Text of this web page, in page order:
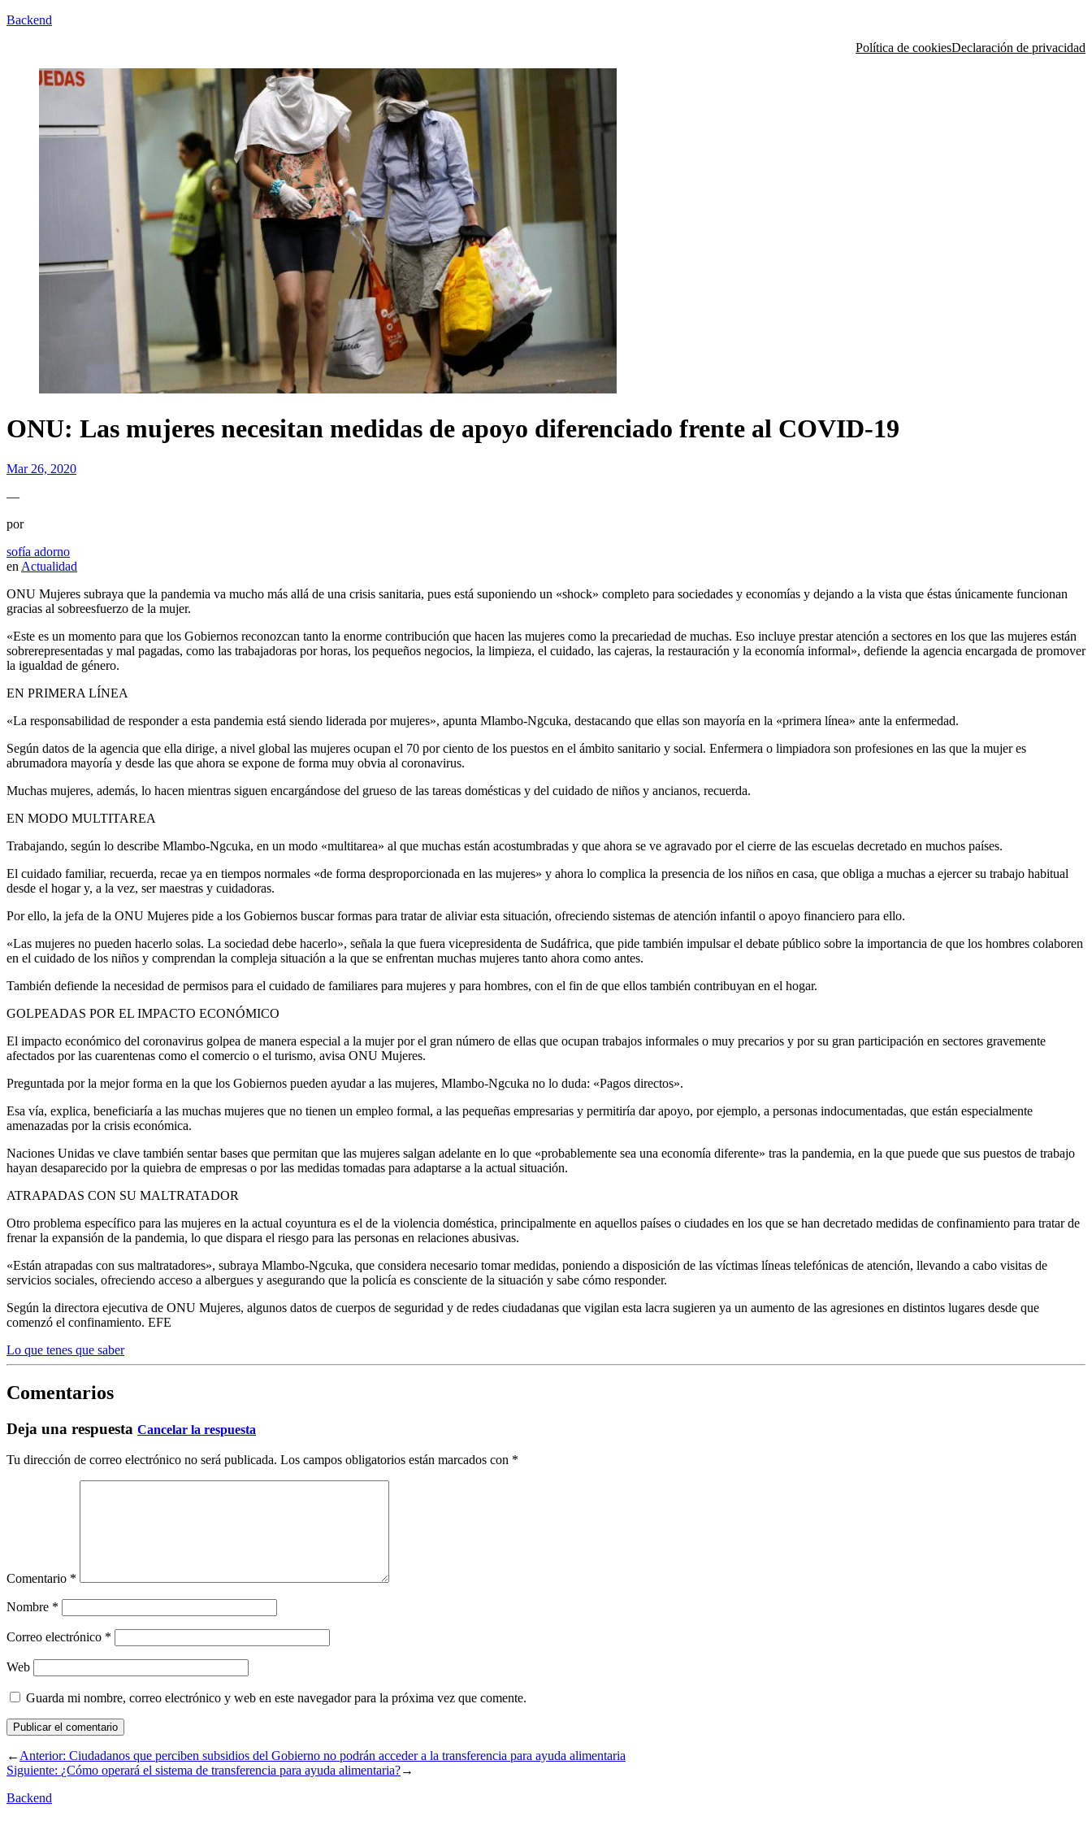
Backend
Política de cookiesDeclaración de privacidad
ONU: Las mujeres necesitan medidas de apoyo diferenciado frente al COVID-19
Mar 26, 2020
—
por
sofía adorno
en Actualidad
ONU Mujeres subraya que la pandemia va mucho más allá de una crisis sanitaria, pues está suponiendo un «shock» completo para sociedades y economías y dejando a la vista que éstas únicamente funcionan
gracias al sobreesfuerzo de la mujer.
«Este es un momento para que los Gobiernos reconozcan tanto la enorme contribución que hacen las mujeres como la precariedad de muchas. Eso incluye prestar atención a sectores en los que las mujeres están
sobrerepresentadas y mal pagadas, como las trabajadoras por horas, los pequeños negocios, la limpieza, el cuidado, las cajeras, la restauración y la economía informal», defiende la agencia encargada de promover
la igualdad de género.
EN PRIMERA LÍNEA
«La responsabilidad de responder a esta pandemia está siendo liderada por mujeres», apunta Mlambo-Ngcuka, destacando que ellas son mayoría en la «primera línea» ante la enfermedad.
Según datos de la agencia que ella dirige, a nivel global las mujeres ocupan el 70 por ciento de los puestos en el ámbito sanitario y social. Enfermera o limpiadora son profesiones en las que la mujer es
abrumadora mayoría y desde las que ahora se expone de forma muy obvia al coronavirus.
Muchas mujeres, además, lo hacen mientras siguen encargándose del grueso de las tareas domésticas y del cuidado de niños y ancianos, recuerda.
EN MODO MULTITAREA
Trabajando, según lo describe Mlambo-Ngcuka, en un modo «multitarea» al que muchas están acostumbradas y que ahora se ve agravado por el cierre de las escuelas decretado en muchos países.
El cuidado familiar, recuerda, recae ya en tiempos normales «de forma desproporcionada en las mujeres» y ahora lo complica la presencia de los niños en casa, que obliga a muchas a ejercer su trabajo habitual
desde el hogar y, a la vez, ser maestras y cuidadoras.
Por ello, la jefa de la ONU Mujeres pide a los Gobiernos buscar formas para tratar de aliviar esta situación, ofreciendo sistemas de atención infantil o apoyo financiero para ello.
«Las mujeres no pueden hacerlo solas. La sociedad debe hacerlo», señala la que fuera vicepresidenta de Sudáfrica, que pide también impulsar el debate público sobre la importancia de que los hombres colaboren
en el cuidado de los niños y comprendan la compleja situación a la que se enfrentan muchas mujeres tanto ahora como antes.
También defiende la necesidad de permisos para el cuidado de familiares para mujeres y para hombres, con el fin de que ellos también contribuyan en el hogar.
GOLPEADAS POR EL IMPACTO ECONÓMICO
El impacto económico del coronavirus golpea de manera especial a la mujer por el gran número de ellas que ocupan trabajos informales o muy precarios y por su gran participación en sectores gravemente
afectados por las cuarentenas como el comercio o el turismo, avisa ONU Mujeres.
Preguntada por la mejor forma en la que los Gobiernos pueden ayudar a las mujeres, Mlambo-Ngcuka no lo duda: «Pagos directos».
Esa vía, explica, beneficiaría a las muchas mujeres que no tienen un empleo formal, a las pequeñas empresarias y permitiría dar apoyo, por ejemplo, a personas indocumentadas, que están especialmente
amenazadas por la crisis económica.
Naciones Unidas ve clave también sentar bases que permitan que las mujeres salgan adelante en lo que «probablemente sea una economía diferente» tras la pandemia, en la que puede que sus puestos de trabajo
hayan desaparecido por la quiebra de empresas o por las medidas tomadas para adaptarse a la actual situación.
ATRAPADAS CON SU MALTRATADOR
Otro problema específico para las mujeres en la actual coyuntura es el de la violencia doméstica, principalmente en aquellos países o ciudades en los que se han decretado medidas de confinamiento para tratar de
frenar la expansión de la pandemia, lo que dispara el riesgo para las personas en relaciones abusivas.
«Están atrapadas con sus maltratadores», subraya Mlambo-Ngcuka, que considera necesario tomar medidas, poniendo a disposición de las víctimas líneas telefónicas de atención, llevando a cabo visitas de
servicios sociales, ofreciendo acceso a albergues y asegurando que la policía es consciente de la situación y sabe cómo responder.
Según la directora ejecutiva de ONU Mujeres, algunos datos de cuerpos de seguridad y de redes ciudadanas que vigilan esta lacra sugieren ya un aumento de las agresiones en distintos lugares desde que
comenzó el confinamiento. EFE
Lo que tenes que saber
Comentarios
Deja una respuesta Cancelar la respuesta
Tu dirección de correo electrónico no será publicada. Los campos obligatorios están marcados con *
Comentario *
Nombre *
Correo electrónico *
Web
Guarda mi nombre, correo electrónico y web en este navegador para la próxima vez que comente.
←Anterior: Ciudadanos que perciben subsidios del Gobierno no podrán acceder a la transferencia para ayuda alimentaria
Siguiente: ¿Cómo operará el sistema de transferencia para ayuda alimentaria?→
Backend